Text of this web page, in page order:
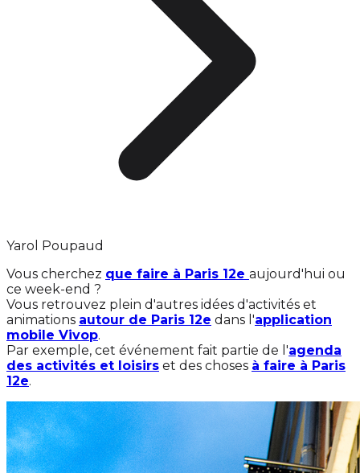
Yarol Poupaud
Vous cherchez que faire à Paris 12e aujourd'hui ou
ce week-end ?
Vous retrouvez plein d'autres idées d'activités et
animations autour de Paris 12e dans l'application
mobile Vivop.
Par exemple, cet événement fait partie de l'agenda
des activités et loisirs et des choses à faire à Paris
12e.